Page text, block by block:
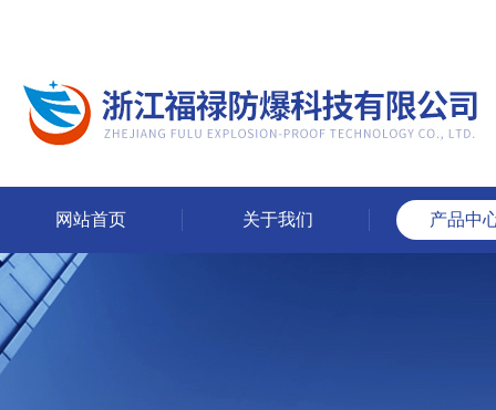
网站首页 关于我们 产品中